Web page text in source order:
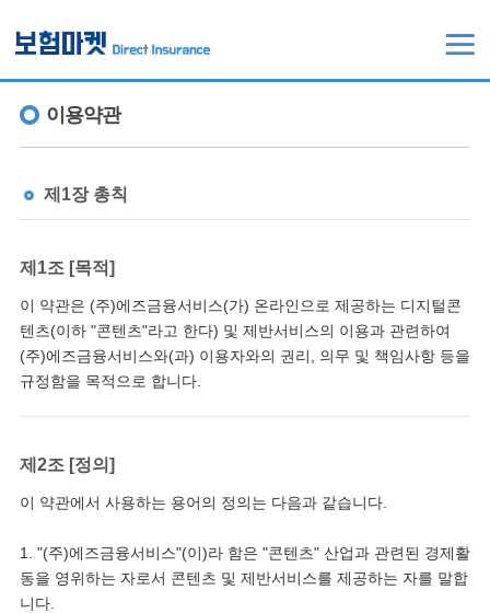
이용약관
제1장 총칙
제1조 [목적]
이 약관은 (주)에즈금융서비스(가) 온라인으로 제공하는 디지털콘
텐츠(이하 "콘텐츠"라고 한다) 및 제반서비스의 이용과 관련하여
(주)에즈금융서비스와(과) 이용자와의 권리, 의무 및 책임사항 등을
규정함을 목적으로 합니다.
제2조 [정의]
이 약관에서 사용하는 용어의 정의는 다음과 같습니다.
1. "(주)에즈금융서비스"(이)라 함은 "콘텐츠" 산업과 관련된 경제활
동을 영위하는 자로서 콘텐츠 및 제반서비스를 제공하는 자를 말합
니다.